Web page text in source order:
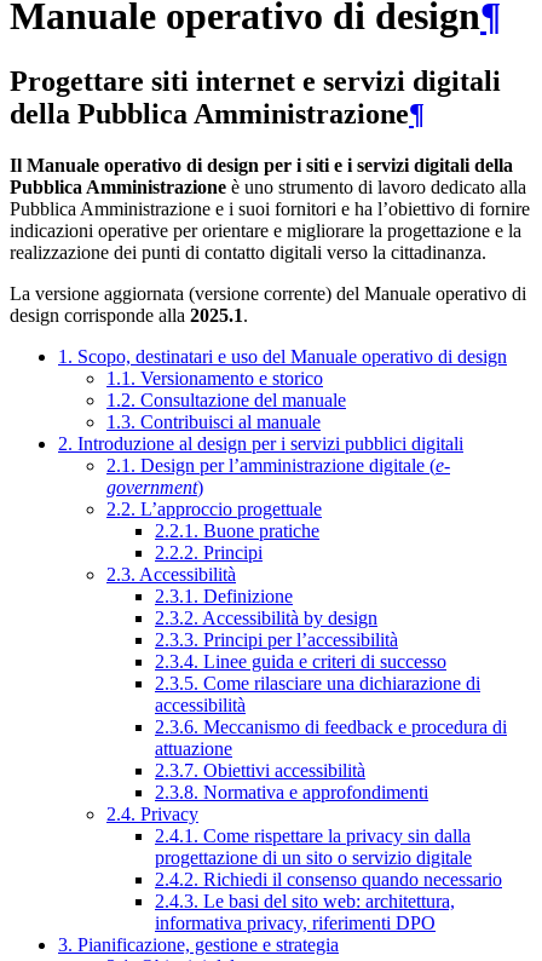
Manuale operativo di design¶
Progettare siti internet e servizi digitali
della Pubblica Amministrazione¶
Il Manuale operativo di design per i siti e i servizi digitali della
Pubblica Amministrazione è uno strumento di lavoro dedicato alla
Pubblica Amministrazione e i suoi fornitori e ha l’obiettivo di fornire
indicazioni operative per orientare e migliorare la progettazione e la
realizzazione dei punti di contatto digitali verso la cittadinanza.
La versione aggiornata (versione corrente) del Manuale operativo di
design corrisponde alla 2025.1.
1. Scopo, destinatari e uso del Manuale operativo di design
1.1. Versionamento e storico
1.2. Consultazione del manuale
1.3. Contribuisci al manuale
2. Introduzione al design per i servizi pubblici digitali
2.1. Design per l’amministrazione digitale (e-
government)
2.2. L’approccio progettuale
2.2.1. Buone pratiche
2.2.2. Principi
2.3. Accessibilità
2.3.1. Definizione
2.3.2. Accessibilità by design
2.3.3. Principi per l’accessibilità
2.3.4. Linee guida e criteri di successo
2.3.5. Come rilasciare una dichiarazione di
accessibilità
2.3.6. Meccanismo di feedback e procedura di
attuazione
2.3.7. Obiettivi accessibilità
2.3.8. Normativa e approfondimenti
2.4. Privacy
2.4.1. Come rispettare la privacy sin dalla
progettazione di un sito o servizio digitale
2.4.2. Richiedi il consenso quando necessario
2.4.3. Le basi del sito web: architettura,
informativa privacy, riferimenti DPO
3. Pianificazione, gestione e strategia